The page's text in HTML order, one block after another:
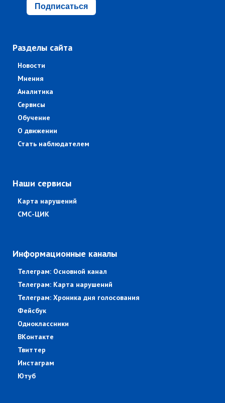
Подписаться
Разделы сайта
Новости
Мнения
Аналитика
Сервисы
Обучение
О движении
Стать наблюдателем
Наши сервисы
Карта нарушений
СМС-ЦИК
Информационные каналы
Телеграм: Основной канал
Телеграм: Карта нарушений
Телеграм: Хроника дня голосования
Фейсбук
Одноклассники
ВКонтакте
Твиттер
Инстаграм
Ютуб